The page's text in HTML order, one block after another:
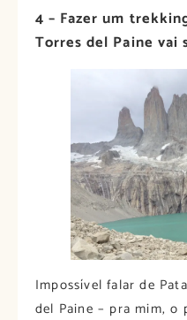
4 – Fazer um
Torres del Paine vai
Impossível falar de
del Paine – pra mim, o